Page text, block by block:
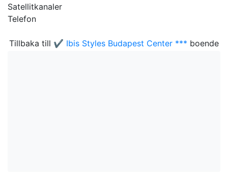
Satellitkanaler
Telefon
Tillbaka till ✔️ Ibis Styles Budapest Center *** boende